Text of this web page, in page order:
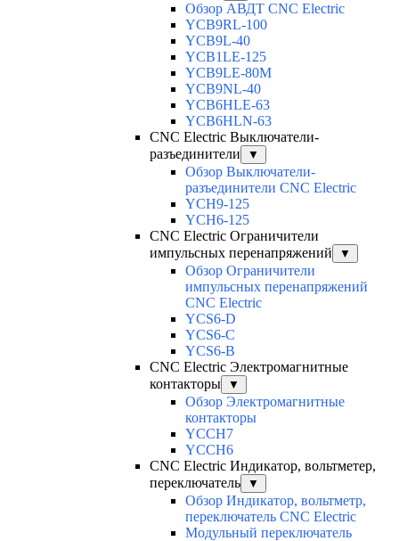
Обзор АВДТ CNC Electric
YCB9RL-100
YCB9L-40
YCB1LE-125
YCB9LE-80M
YCB9NL-40
YCB6HLE-63
YCB6HLN-63
CNC Electric Выключатели-
разъединители
▼
Обзор Выключатели-
разъединители CNC Electric
YCH9-125
YCH6-125
CNC Electric Ограничители
импульсных перенапряжений
▼
Обзор Ограничители
импульсных перенапряжений
CNC Electric
YCS6-D
YCS6-C
YCS6-B
CNC Electric Электромагнитные
контакторы
▼
Обзор Электромагнитные
контакторы
YCCH7
YCCH6
CNC Electric Индикатор, вольтметер,
переключатель
▼
Обзор Индикатор, вольтметр,
переключатель CNC Electric
Модульный переключатель